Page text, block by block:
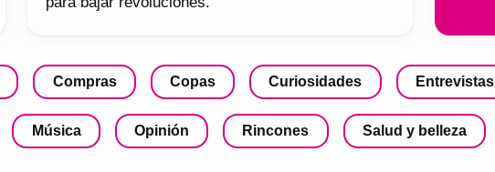
Compras Copas Curiosidades Entrevistas
Música Opinión Rincones Salud y belleza